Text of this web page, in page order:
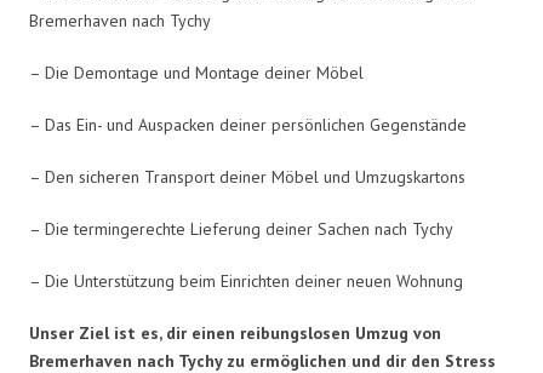
Bremerhaven nach Tychy
– Die Demontage und Montage deiner Möbel
– Das Ein- und Auspacken deiner persönlichen Gegenstände
– Den sicheren Transport deiner Möbel und Umzugskartons
– Die termingerechte Lieferung deiner Sachen nach Tychy
– Die Unterstützung beim Einrichten deiner neuen Wohnung
Unser Ziel ist es, dir einen reibungslosen Umzug von
Bremerhaven nach Tychy zu ermöglichen und dir den Stress